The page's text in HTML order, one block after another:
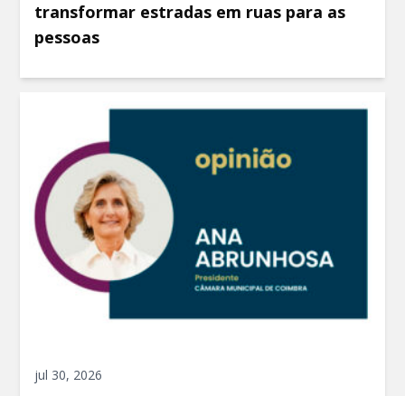
transformar estradas em ruas para as
pessoas
jul 30, 2026